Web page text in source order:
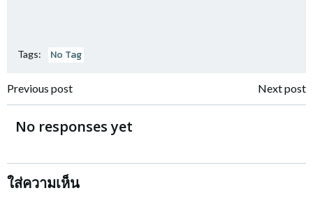
Tags: No Tag
แนะแนว
เรื่อง
Previous post
แนะแนวNext post
No responses yet
ใส่ความเห็น